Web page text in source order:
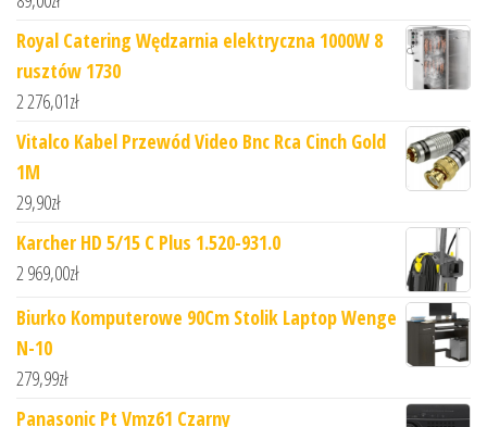
Royal Catering Wędzarnia elektryczna 1000W 8
rusztów 1730
2 276,01zł
Vitalco Kabel Przewód Video Bnc Rca Cinch Gold
1M
29,90zł
Karcher HD 5/15 C Plus 1.520-931.0
2 969,00zł
Biurko Komputerowe 90Cm Stolik Laptop Wenge
N-10
279,99zł
Panasonic Pt Vmz61 Czarny